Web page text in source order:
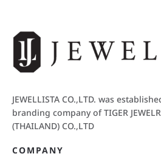
JEWELLISTA CO.,LTD. was
branding company of TIGER
(THAILAND) CO.,LTD
COMPANY